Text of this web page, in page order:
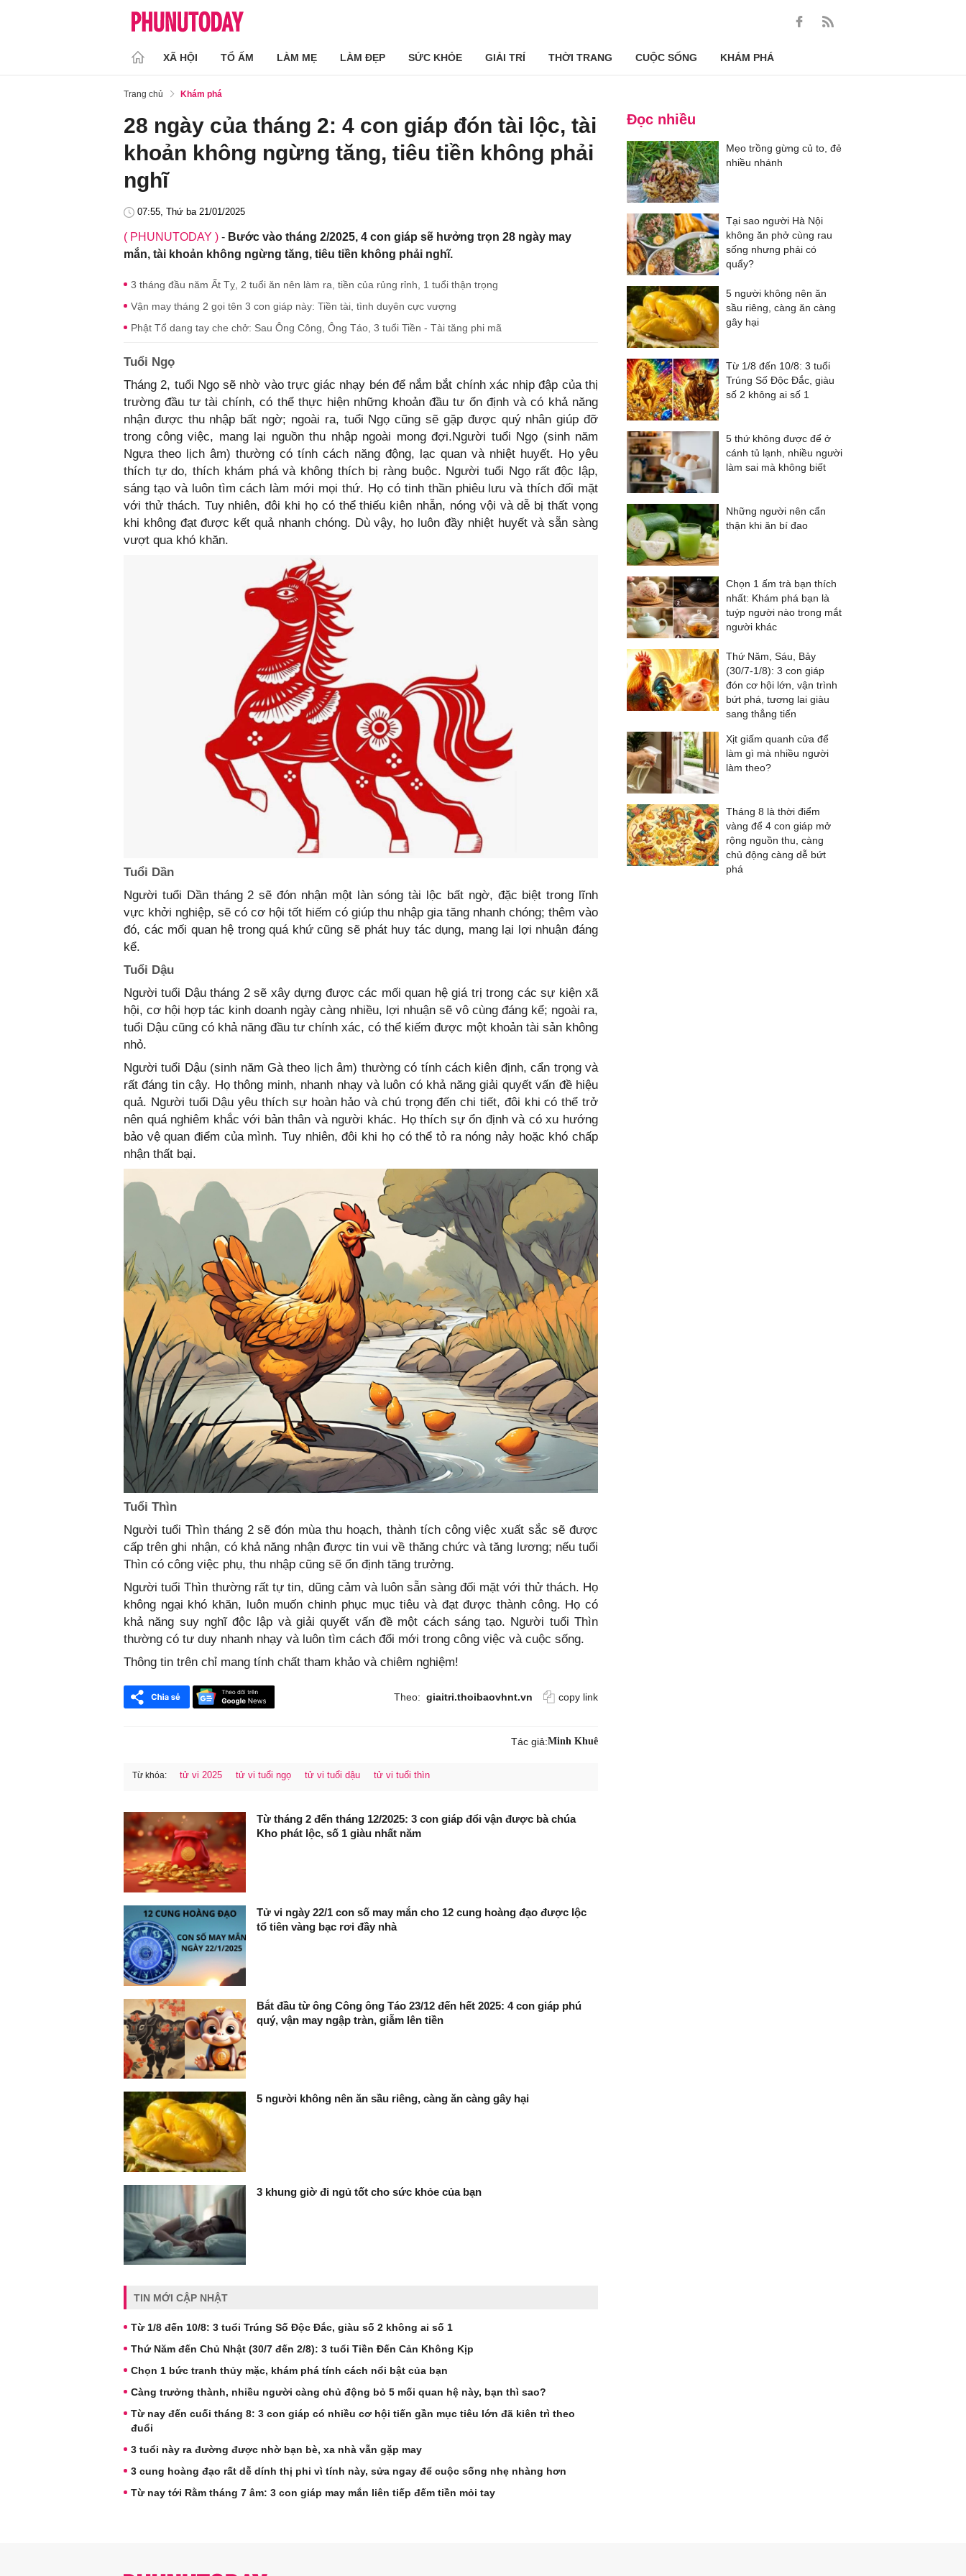
XÃ HỘI TỔ ẤM LÀM MẸ LÀM ĐẸP SỨC KHỎE GIẢI TRÍ THỜI TRANG CUỘC SỐNG KHÁM PHÁ
Trang chủ Khám phá
28 ngày của tháng 2: 4 con giáp đón tài lộc, tài
khoản không ngừng tăng, tiêu tiền không phải
nghĩ
07:55, Thứ ba 21/01/2025
( PHUNUTODAY ) - Bước vào tháng 2/2025, 4 con giáp sẽ hưởng trọn 28 ngày may
mắn, tài khoản không ngừng tăng, tiêu tiền không phải nghĩ.
3 tháng đầu năm Ất Tỵ, 2 tuổi ăn nên làm ra, tiền của rủng rỉnh, 1 tuổi thận trọng
Vận may tháng 2 gọi tên 3 con giáp này: Tiền tài, tình duyên cực vượng
Phật Tổ dang tay che chở: Sau Ông Công, Ông Táo, 3 tuổi Tiền - Tài tăng phi mã
Tuổi Ngọ
Tháng 2, tuổi Ngọ sẽ nhờ vào trực giác nhạy bén để nắm bắt chính xác nhịp đập của thị
trường đầu tư tài chính, có thể thực hiện những khoản đầu tư ổn định và có khả năng
nhận được thu nhập bất ngờ; ngoài ra, tuổi Ngọ cũng sẽ gặp được quý nhân giúp đỡ
trong công việc, mang lại nguồn thu nhập ngoài mong đợi.Người tuổi Ngọ (sinh năm
Ngựa theo lịch âm) thường có tính cách năng động, lạc quan và nhiệt huyết. Họ yêu
thích tự do, thích khám phá và không thích bị ràng buộc. Người tuổi Ngọ rất độc lập,
sáng tạo và luôn tìm cách làm mới mọi thứ. Họ có tinh thần phiêu lưu và thích đối mặt
với thử thách. Tuy nhiên, đôi khi họ có thể thiếu kiên nhẫn, nóng vội và dễ bị thất vọng
khi không đạt được kết quả nhanh chóng. Dù vậy, họ luôn đầy nhiệt huyết và sẵn sàng
vượt qua khó khăn.
Tuổi Dần
Người tuổi Dần tháng 2 sẽ đón nhận một làn sóng tài lộc bất ngờ, đặc biệt trong lĩnh
vực khởi nghiệp, sẽ có cơ hội tốt hiếm có giúp thu nhập gia tăng nhanh chóng; thêm vào
đó, các mối quan hệ trong quá khứ cũng sẽ phát huy tác dụng, mang lại lợi nhuận đáng
kể.
Tuổi Dậu
Người tuổi Dậu tháng 2 sẽ xây dựng được các mối quan hệ giá trị trong các sự kiện xã
hội, cơ hội hợp tác kinh doanh ngày càng nhiều, lợi nhuận sẽ vô cùng đáng kể; ngoài ra,
tuổi Dậu cũng có khả năng đầu tư chính xác, có thể kiếm được một khoản tài sản không
nhỏ.
Người tuổi Dậu (sinh năm Gà theo lịch âm) thường có tính cách kiên định, cẩn trọng và
rất đáng tin cậy. Họ thông minh, nhanh nhạy và luôn có khả năng giải quyết vấn đề hiệu
quả. Người tuổi Dậu yêu thích sự hoàn hảo và chú trọng đến chi tiết, đôi khi có thể trở
nên quá nghiêm khắc với bản thân và người khác. Họ thích sự ổn định và có xu hướng
bảo vệ quan điểm của mình. Tuy nhiên, đôi khi họ có thể tỏ ra nóng nảy hoặc khó chấp
nhận thất bại.
Tuổi Thìn
Người tuổi Thìn tháng 2 sẽ đón mùa thu hoạch, thành tích công việc xuất sắc sẽ được
cấp trên ghi nhận, có khả năng nhận được tin vui về thăng chức và tăng lương; nếu tuổi
Thìn có công việc phụ, thu nhập cũng sẽ ổn định tăng trưởng.
Người tuổi Thìn thường rất tự tin, dũng cảm và luôn sẵn sàng đối mặt với thử thách. Họ
không ngại khó khăn, luôn muốn chinh phục mục tiêu và đạt được thành công. Họ có
khả năng suy nghĩ độc lập và giải quyết vấn đề một cách sáng tạo. Người tuổi Thìn
thường có tư duy nhanh nhạy và luôn tìm cách đổi mới trong công việc và cuộc sống.
Thông tin trên chỉ mang tính chất tham khảo và chiêm nghiệm!
Theo: giaitri.thoibaovhnt.vn copy link
Tác giả:Minh Khuê
Từ khóa: tử vi 2025 tử vi tuổi ngọ tử vi tuổi dậu tử vi tuổi thìn
Từ tháng 2 đến tháng 12/2025: 3 con giáp đổi vận được bà chúa
Kho phát lộc, số 1 giàu nhất năm
Tử vi ngày 22/1 con số may mắn cho 12 cung hoàng đạo được lộc
tổ tiên vàng bạc rơi đầy nhà
Bắt đầu từ ông Công ông Táo 23/12 đến hết 2025: 4 con giáp phú
quý, vận may ngập tràn, giẫm lên tiền
5 người không nên ăn sầu riêng, càng ăn càng gây hại
3 khung giờ đi ngủ tốt cho sức khỏe của bạn
TIN MỚI CẬP NHẬT
Từ 1/8 đến 10/8: 3 tuổi Trúng Số Độc Đắc, giàu số 2 không ai số 1
Thứ Năm đến Chủ Nhật (30/7 đến 2/8): 3 tuổi Tiền Đến Cản Không Kịp
Chọn 1 bức tranh thủy mặc, khám phá tính cách nổi bật của bạn
Càng trưởng thành, nhiều người càng chủ động bỏ 5 mối quan hệ này, bạn thì sao?
Từ nay đến cuối tháng 8: 3 con giáp có nhiều cơ hội tiến gần mục tiêu lớn đã kiên trì theo
đuổi
3 tuổi này ra đường được nhờ bạn bè, xa nhà vẫn gặp may
3 cung hoàng đạo rất dễ dính thị phi vì tính này, sửa ngay để cuộc sống nhẹ nhàng hơn
Từ nay tới Rằm tháng 7 âm: 3 con giáp may mắn liên tiếp đếm tiền mỏi tay
Đọc nhiều
Mẹo trồng gừng củ to, đẻ
nhiều nhánh
Tại sao người Hà Nội
không ăn phở cùng rau
sống nhưng phải có
quẩy?
5 người không nên ăn
sầu riêng, càng ăn càng
gây hại
Từ 1/8 đến 10/8: 3 tuổi
Trúng Số Độc Đắc, giàu
số 2 không ai số 1
5 thứ không được để ở
cánh tủ lạnh, nhiều người
làm sai mà không biết
Những người nên cẩn
thận khi ăn bí đao
Chọn 1 ấm trà bạn thích
nhất: Khám phá bạn là
tuýp người nào trong mắt
người khác
Thứ Năm, Sáu, Bảy
(30/7-1/8): 3 con giáp
đón cơ hội lớn, vận trình
bứt phá, tương lai giàu
sang thẳng tiến
Xịt giấm quanh cửa để
làm gì mà nhiều người
làm theo?
Tháng 8 là thời điểm
vàng để 4 con giáp mở
rộng nguồn thu, càng
chủ động càng dễ bứt
phá